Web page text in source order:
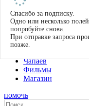
О нас
Журнал
Книги
Чапаев
Фильмы
Магазин
помочь
Спасибо за подписку.
Одно или несколько
попробуйте снова.
При отправке запроса
позже.